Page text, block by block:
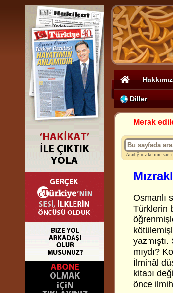
Diller
Merak
Aradığınız kelime
Osmanlı
Türklerin
mıydı?
İlmihâl
kitabı
önce